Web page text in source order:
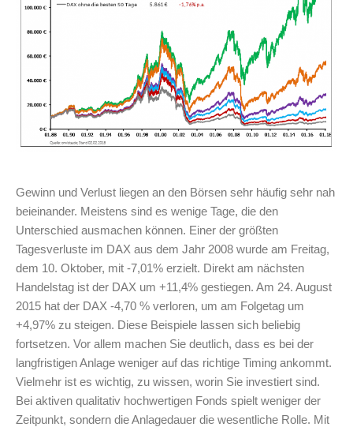
Gewinn und Verlust liegen an den Börsen sehr häufig sehr nah
beieinander. Meistens sind es wenige Tage, die den
Unterschied ausmachen können. Einer der größten
Tagesverluste im DAX aus dem Jahr 2008 wurde am Freitag,
dem 10. Oktober, mit -7,01% erzielt. Direkt am nächsten
Handelstag ist der DAX um +11,4% gestiegen. Am 24. August
2015 hat der DAX -4,70 % verloren, um am Folgetag um
+4,97% zu steigen. Diese Beispiele lassen sich beliebig
fortsetzen. Vor allem machen Sie deutlich, dass es bei der
langfristigen Anlage weniger auf das richtige Timing ankommt.
Vielmehr ist es wichtig, zu wissen, worin Sie investiert sind.
Bei aktiven qualitativ hochwertigen Fonds spielt weniger der
Zeitpunkt, sondern die Anlagedauer die wesentliche Rolle. Mit